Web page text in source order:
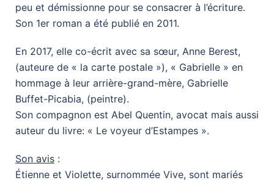
peu et démissionne pour se consacrer à l’écriture.
Son 1er roman a été publié en 2011.
En 2017, elle co-écrit avec sa sœur, Anne Berest,
(auteure de « la carte postale »), « Gabrielle » en
hommage à leur arrière-grand-mère, Gabrielle
Buffet-Picabia, (peintre).
Son compagnon est Abel Quentin, avocat mais aussi
auteur du livre: « Le voyeur d’Estampes ».
Son avis :
Étienne et Violette, surnommée Vive, sont mariés